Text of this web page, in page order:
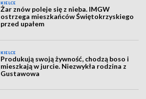
KIELCE
Żar znów poleje się z nieba. IMGW
ostrzega mieszkańców Świętokrzyskiego
przed upałem
KIELCE
Produkują swoją żywność, chodzą boso i
mieszkają w jurcie. Niezwykła rodzina z
Gustawowa